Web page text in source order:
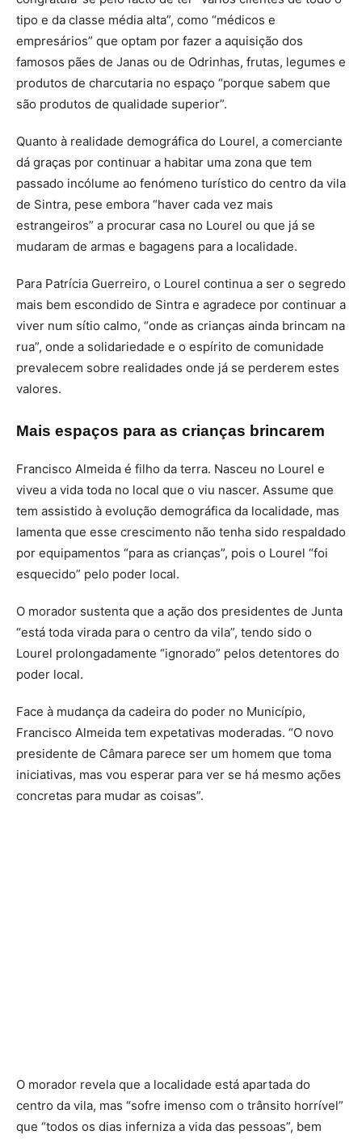
tipo e da classe média alta”, como “médicos e
empresários” que optam por fazer a aquisição dos
famosos pães de Janas ou de Odrinhas, frutas, legumes e
produtos de charcutaria no espaço “porque sabem que
são produtos de qualidade superior”.
Quanto à realidade demográfica do Lourel, a comerciante
dá graças por continuar a habitar uma zona que tem
passado incólume ao fenómeno turístico do centro da vila
de Sintra, pese embora “haver cada vez mais
estrangeiros” a procurar casa no Lourel ou que já se
mudaram de armas e bagagens para a localidade.
Para Patrícia Guerreiro, o Lourel continua a ser o segredo
mais bem escondido de Sintra e agradece por continuar a
viver num sítio calmo, “onde as crianças ainda brincam na
rua”, onde a solidariedade e o espírito de comunidade
prevalecem sobre realidades onde já se perderem estes
valores.
Mais espaços para as crianças brincarem
Francisco Almeida é filho da terra. Nasceu no Lourel e
viveu a vida toda no local que o viu nascer. Assume que
tem assistido à evolução demográfica da localidade, mas
lamenta que esse crescimento não tenha sido respaldado
por equipamentos “para as crianças”, pois o Lourel “foi
esquecido” pelo poder local.
O morador sustenta que a ação dos presidentes de Junta
“está toda virada para o centro da vila”, tendo sido o
Lourel prolongadamente “ignorado” pelos detentores do
poder local.
Face à mudança da cadeira do poder no Município,
Francisco Almeida tem expetativas moderadas. “O novo
presidente de Câmara parece ser um homem que toma
iniciativas, mas vou esperar para ver se há mesmo ações
concretas para mudar as coisas”.
O morador revela que a localidade está apartada do
centro da vila, mas “sofre imenso com o trânsito horrível”
que “todos os dias inferniza a vida das pessoas”, bem